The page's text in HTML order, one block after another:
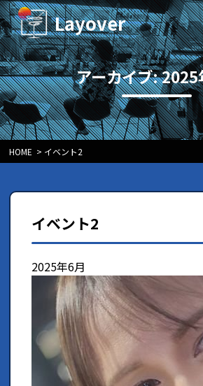
Layover
アーカイブ: 2025
HOME > イベント2
イベント2
2025年6月